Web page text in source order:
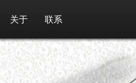
关于 联系